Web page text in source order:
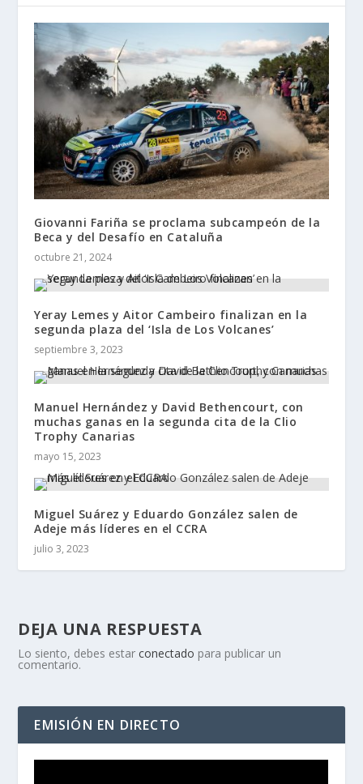
Giovanni Fariña se proclama subcampeón de la
Beca y del Desafío en Cataluña
octubre 21, 2024
Yeray Lemes y Aitor Cambeiro finalizan en la
segunda plaza del ‘Isla de Los Volcanes’
septiembre 3, 2023
Manuel Hernández y David Bethencourt, con
muchas ganas en la segunda cita de la Clio
Trophy Canarias
mayo 15, 2023
Miguel Suárez y Eduardo González salen de
Adeje más líderes en el CCRA
julio 3, 2023
DEJA UNA RESPUESTA
Lo siento, debes estarconectado para publicar un
comentario.
EMISIÓN EN DIRECTO